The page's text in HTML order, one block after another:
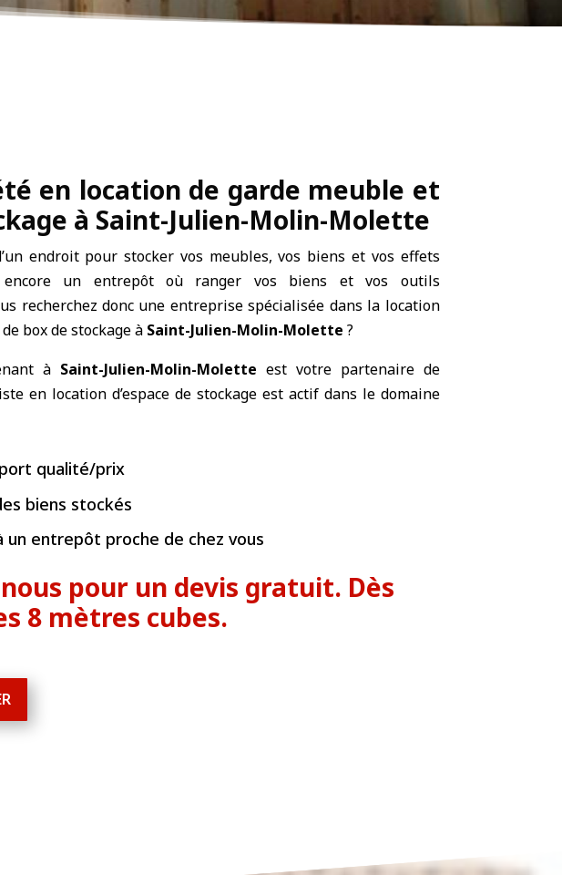
en location de garde meuble et
à Saint-Julien-Molin-Molette
endroit pour stocker vos meubles, vos biens et vos effets
encore un entrepôt où ranger vos biens et vos outils
recherchez donc une entreprise spécialisée dans la location
box de stockage à Saint-Julien-Molin-Molette ?
à Saint-Julien-Molin-Molette est votre partenaire de
en location d’espace de stockage est actif dans le domaine
qualité/prix
biens stockés
un entrepôt proche de chez vous
pour un devis gratuit. Dès
8 mètres cubes.